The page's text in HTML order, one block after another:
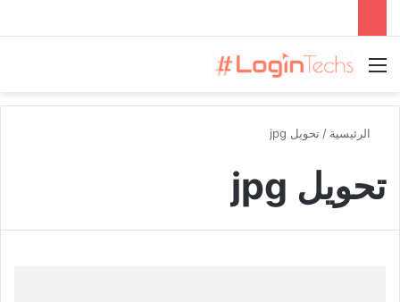
القائمة
الرئيسية /تحويل jpg
تحويل jpg